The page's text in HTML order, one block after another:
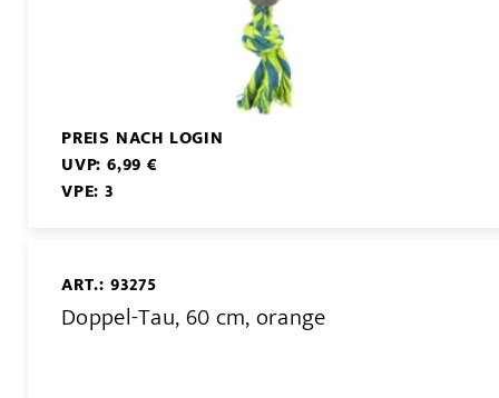
PREIS NACH LOGIN
UVP: 6,99 €
VPE: 3
ART.: 93275
Doppel-Tau, 60 cm, orange